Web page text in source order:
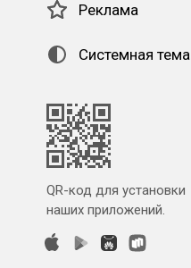
Реклама
Системная тема
QR-код для установки
наших приложений.